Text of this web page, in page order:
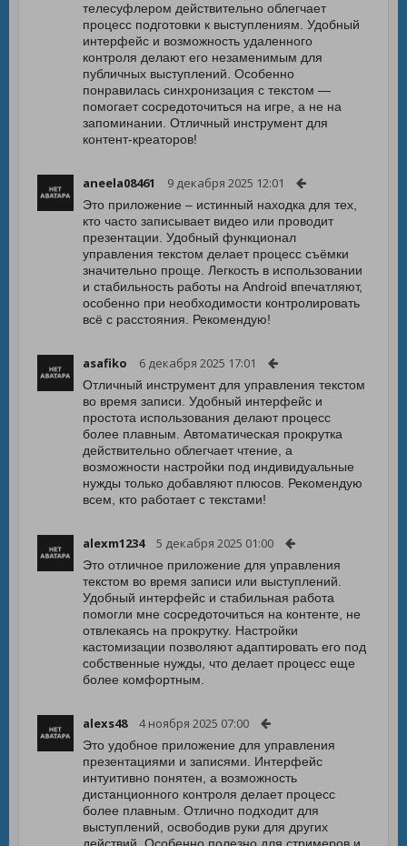
телесуфлером действительно облегчает
процесс подготовки к выступлениям. Удобный
интерфейс и возможность удаленного
контроля делают его незаменимым для
публичных выступлений. Особенно
понравилась синхронизация с текстом —
помогает сосредоточиться на игре, а не на
запоминании. Отличный инструмент для
контент-креаторов!
aneela08461 9 декабря 2025 12:01
Это приложение – истинный находка для тех,
кто часто записывает видео или проводит
презентации. Удобный функционал
управления текстом делает процесс съёмки
значительно проще. Легкость в использовании
и стабильность работы на Android впечатляют,
особенно при необходимости контролировать
всё с расстояния. Рекомендую!
asafiko 6 декабря 2025 17:01
Отличный инструмент для управления текстом
во время записи. Удобный интерфейс и
простота использования делают процесс
более плавным. Автоматическая прокрутка
действительно облегчает чтение, а
возможности настройки под индивидуальные
нужды только добавляют плюсов. Рекомендую
всем, кто работает с текстами!
alexm1234 5 декабря 2025 01:00
Это отличное приложение для управления
текстом во время записи или выступлений.
Удобный интерфейс и стабильная работа
помогли мне сосредоточиться на контенте, не
отвлекаясь на прокрутку. Настройки
кастомизации позволяют адаптировать его под
собственные нужды, что делает процесс еще
более комфортным.
alexs48 4 ноября 2025 07:00
Это удобное приложение для управления
презентациями и записями. Интерфейс
интуитивно понятен, а возможность
дистанционного контроля делает процесс
более плавным. Отлично подходит для
выступлений, освободив руки для других